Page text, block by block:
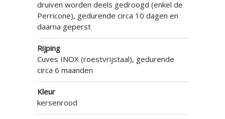
druiven worden deels gedroogd (enkel de
Perricone), gedurende circa 10 dagen en
daarna geperst
Rijping
Cuves INOX (roestvrijstaal), gedurende
circa 6 maanden
Kleur
kersenrood